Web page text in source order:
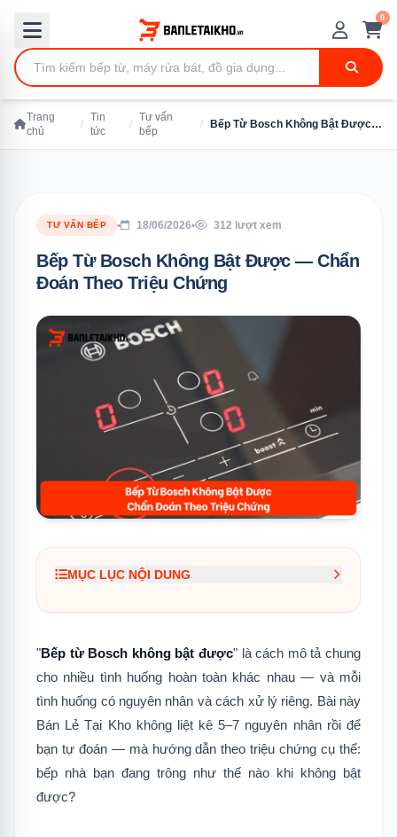
0
Trang
chủ
/
Tin
tức
/
Tư vấn
bếp
/ Bếp Từ Bosch Không Bật Được — Chẩn Đoán Theo Triệu Chứng
TƯ VẤN BẾP • 18/06/2026• 312 lượt xem
Bếp Từ Bosch Không Bật Được — Chẩn
Đoán Theo Triệu Chứng
MỤC LỤC NỘI DUNG
2.
MỤC 1 — Toàn Bộ Bảng Tối Đen, Không
Có Gì Sáng
2.1 Kiểm Tra Theo Thứ Tự
3.
MỤC 2 — Bảng Sáng, Biểu Tượng Khóa
🔒 Sáng
"Bếp từ Bosch không bật được" là cách mô tả chung
cho nhiều tình huống hoàn toàn khác nhau — và mỗi
tình huống có nguyên nhân và cách xử lý riêng. Bài này
Bán Lẻ Tại Kho không liệt kê 5–7 nguyên nhân rồi để
bạn tự đoán — mà hướng dẫn theo triệu chứng cụ thể:
bếp nhà bạn đang trông như thế nào khi không bật
được?